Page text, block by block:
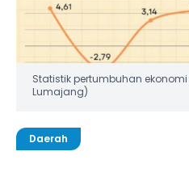
Statistik pertumbuhan
Lumajang)
Daerah